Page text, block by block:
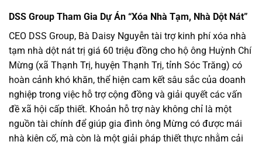
DSS Group Tham Gia Dự Án “Xóa Nhà Tạm, Nhà Dột Nát”
CEO DSS Group, Bà Daisy Nguyễn tài trợ kinh phí xóa nhà
tạm nhà dột nát trị giá 60 triệu đồng cho hộ ông Huỳnh Chí
Mừng (xã Thạnh Trị, huyện Thạnh Trị, tỉnh Sóc Trăng) có
hoàn cảnh khó khăn, thể hiện cam kết sâu sắc của doanh
nghiệp trong việc hỗ trợ cộng đồng và giải quyết các vấn
đề xã hội cấp thiết. Khoản hỗ trợ này không chỉ là một
nguồn tài chính để giúp gia đình ông Mừng có được mái
nhà kiên cố, mà còn là một giải pháp thiết thực nhằm cải